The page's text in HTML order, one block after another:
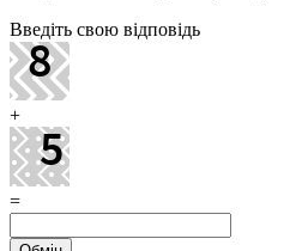
Введіть свою відповідь
+
=